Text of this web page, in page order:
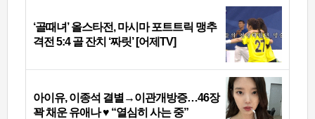
‘골때녀’ 올스타전, 마시마 포트트릭 맹추
격전 5:4 골 잔치 ‘짜릿’ [어제TV]
아이유, 이종석 결별→이관개방증…46장
꽉 채운 유애나 ♥ “열심히 사는 중”